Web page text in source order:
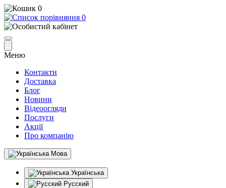
0
0
Меню
Контакти
Доставка
Блог
Новини
Відеоогляди
Послуги
Акції
Про компанію
Мова
Українська
Русский